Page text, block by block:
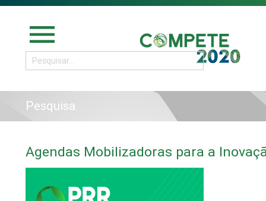
menu
Pesquisa
Agendas Mobilizadoras para a